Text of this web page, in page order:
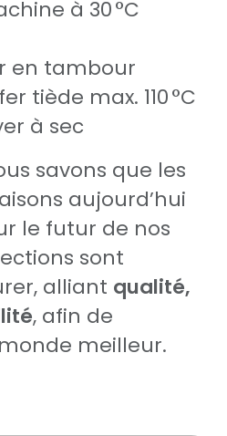
à 30 °C
en tambour
tiède max. 110 °C
à sec
savons que les
aujourd’hui
le futur de nos
sont
alliant qualité,
, afin de
meilleur.